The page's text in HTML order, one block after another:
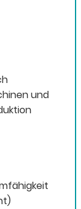
und